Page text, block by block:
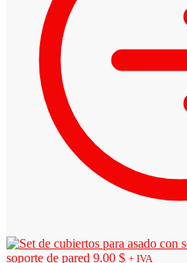
soporte de pared 9.00 $ + IVA